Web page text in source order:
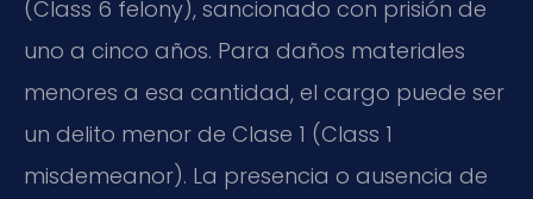
(Class 6 felony), sancionado con prisión de
uno a cinco años. Para daños materiales
menores a esa cantidad, el cargo puede ser
un delito menor de Clase 1 (Class 1
misdemeanor). La presencia o ausencia de